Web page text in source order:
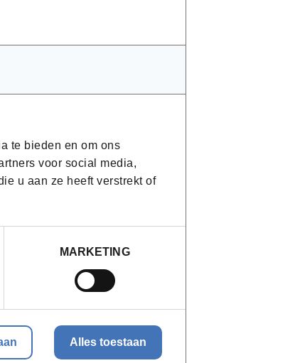
te bieden en om ons
voor social media,
u aan ze heeft verstrekt of
MARKETING
Alles toestaan
Een laptop of pc is
om technieken in een
deze, wordt dit telkens
werkbundels worden digitaal ter